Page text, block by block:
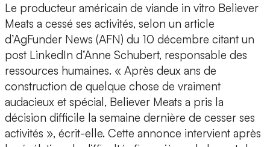
Le producteur américain de viande in vitro Believer
Meats a cessé ses activités, selon un article
d’AgFunder News (AFN) du 10 décembre citant un
post LinkedIn d’Anne Schubert, responsable des
ressources humaines. « Après deux ans de
construction de quelque chose de vraiment
audacieux et spécial, Believer Meats a pris la
décision difficile la semaine dernière de cesser ses
activités », écrit-elle. Cette annonce intervient après